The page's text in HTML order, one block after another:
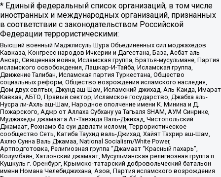
* Единый федеральный список организаций, в том числе
иностранных и международных организаций, признанных
в соответствии с законодательством Российской
Федерации террористическими:
Высший военный Маджлисуль Шура Объединенных сил моджахедов
Кавказа, Конгресс народов Ичкерии и Дагестана, База, Асбат аль-
Ансар, Священная война, Исламская группа, Братья-мусульмане, Партия
исламского освобождения, Лашкар-И-Тайба, Исламская группа,
Движение Талибан, Исламская партия Туркестана, Общество
социальных реформ, Общество возрождения исламского наследия,
Дом двух святых, Джунд аш-Шам, Исламский джихад, Аль-Каида, Имарат
Кавказ, АБТО, Правый сектор, Исламское государство, Джабха аль-
Нусра ли-Ахль аш-Шам, Народное ополчение имени К. Минина и Д.
Пожарского, Аджр от Аллаха Субхану уа Тагьаля SHAM, АУМ Синрике,
Муджахеды джамаата Ат-Тавхида Валь-Джихад, Чистопольский
Джамаат, Рохнамо ба суи давлати исломи, Террористическое
сообщество Сеть, Катиба Таухид валь-Джихад, Хайят Тахрир аш-Шам,
Ахлю Сунна Валь Джамаа, National Socialism/White Power,
Артподготовка, Религиозная группа “Джамаат “Красный пахарь”,
Колумбайн, Хатлонский джамаат, Мусульманская религиозная группа п.
Кушкуль г. Оренбург, Крымско-татарский добровольческий батальон
имени Номана Челебиджихана, Азов, Партия исламского возрождения